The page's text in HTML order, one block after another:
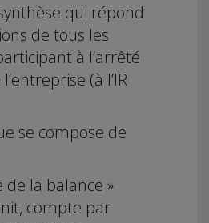
qui répond
de tous les
à l’arrêté
(à l’IR
se compose de
de la balance »
compte par